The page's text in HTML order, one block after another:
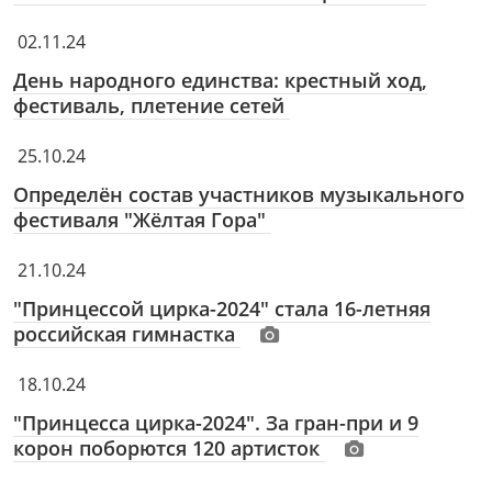
02.11.24
День народного единства: крестный ход,
фестиваль, плетение сетей
25.10.24
Определён состав участников музыкального
фестиваля "Жёлтая Гора"
21.10.24
"Принцессой цирка-2024" стала 16-летняя
российская гимнастка
18.10.24
"Принцесса цирка-2024". За гран-при и 9
корон поборются 120 артисток